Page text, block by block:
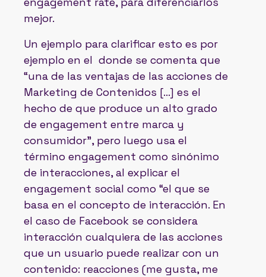
mejor.
Un ejemplo para clarificar esto es por
ejemplo en el donde se comenta que
“una de las ventajas de las acciones de
Marketing de Contenidos [...] es el
hecho de que produce un alto grado
de engagement entre marca y
consumidor”, pero luego usa el
término engagement como sinónimo
de interacciones, al explicar el
engagement social como “el que se
basa en el concepto de interacción. En
el caso de Facebook se considera
interacción cualquiera de las acciones
que un usuario puede realizar con un
contenido: reacciones (me gusta, me